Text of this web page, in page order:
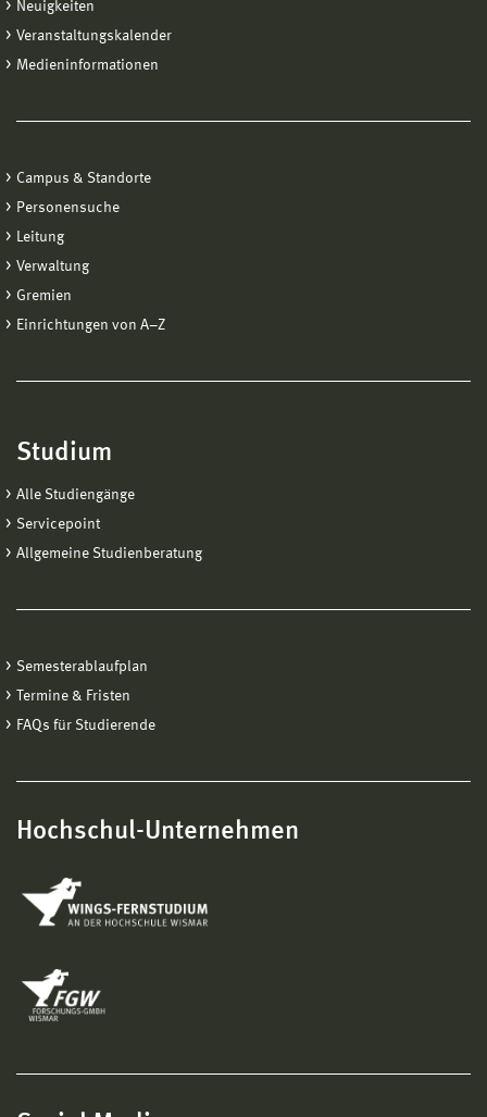
Unternehmen ab. Im Wintersemester 2023/2024
haben allein fünf studentische Projektteams über
70 Einzelberatungen durchgeführt. Dabei wurden
Rohde.
Neuigkeiten
Veranstaltungskalender
Medieninformationen
Campus & Standorte
Personensuche
Leitung
Verwaltung
Gremien
Einrichtungen von A−Z
Studium
Alle Studiengänge
Servicepoint
Allgemeine Studienberatung
Semesterablaufplan
Termine & Fristen
FAQs für Studierende
Hochschul-Unternehmen